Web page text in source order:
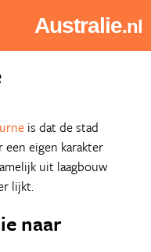
Australie.nl
is dat de stad
eigen karakter
uit laagbouw
lijkt.
naar